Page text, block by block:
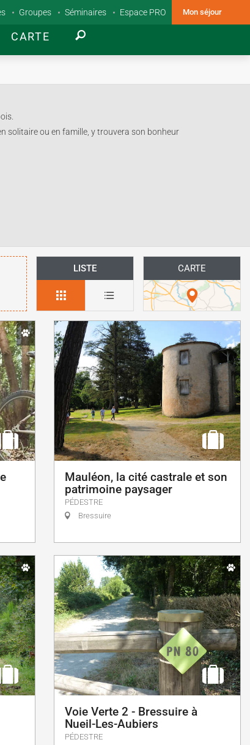
CARTE
Groupes Séminaires Espace PRO Mon séjour
solitaire ou en famille, y trouvera son bonheur
LISTE CARTE
Mauléon, la cité castrale et son
patrimoine paysager
PÉDESTRE
Bressuire
Voie Verte 2 - Bressuire à
Nueil-Les-Aubiers
PÉDESTRE